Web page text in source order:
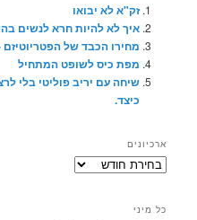
זק"א לא יבואו
איך לא להיות חרא לנשים
מחירו הכבד של
מפת כיס לשופט המתחיל
שיחה עם יריב פוליטי בלי
כיצד.
ארכיונים
ארכיונים
כל מיני